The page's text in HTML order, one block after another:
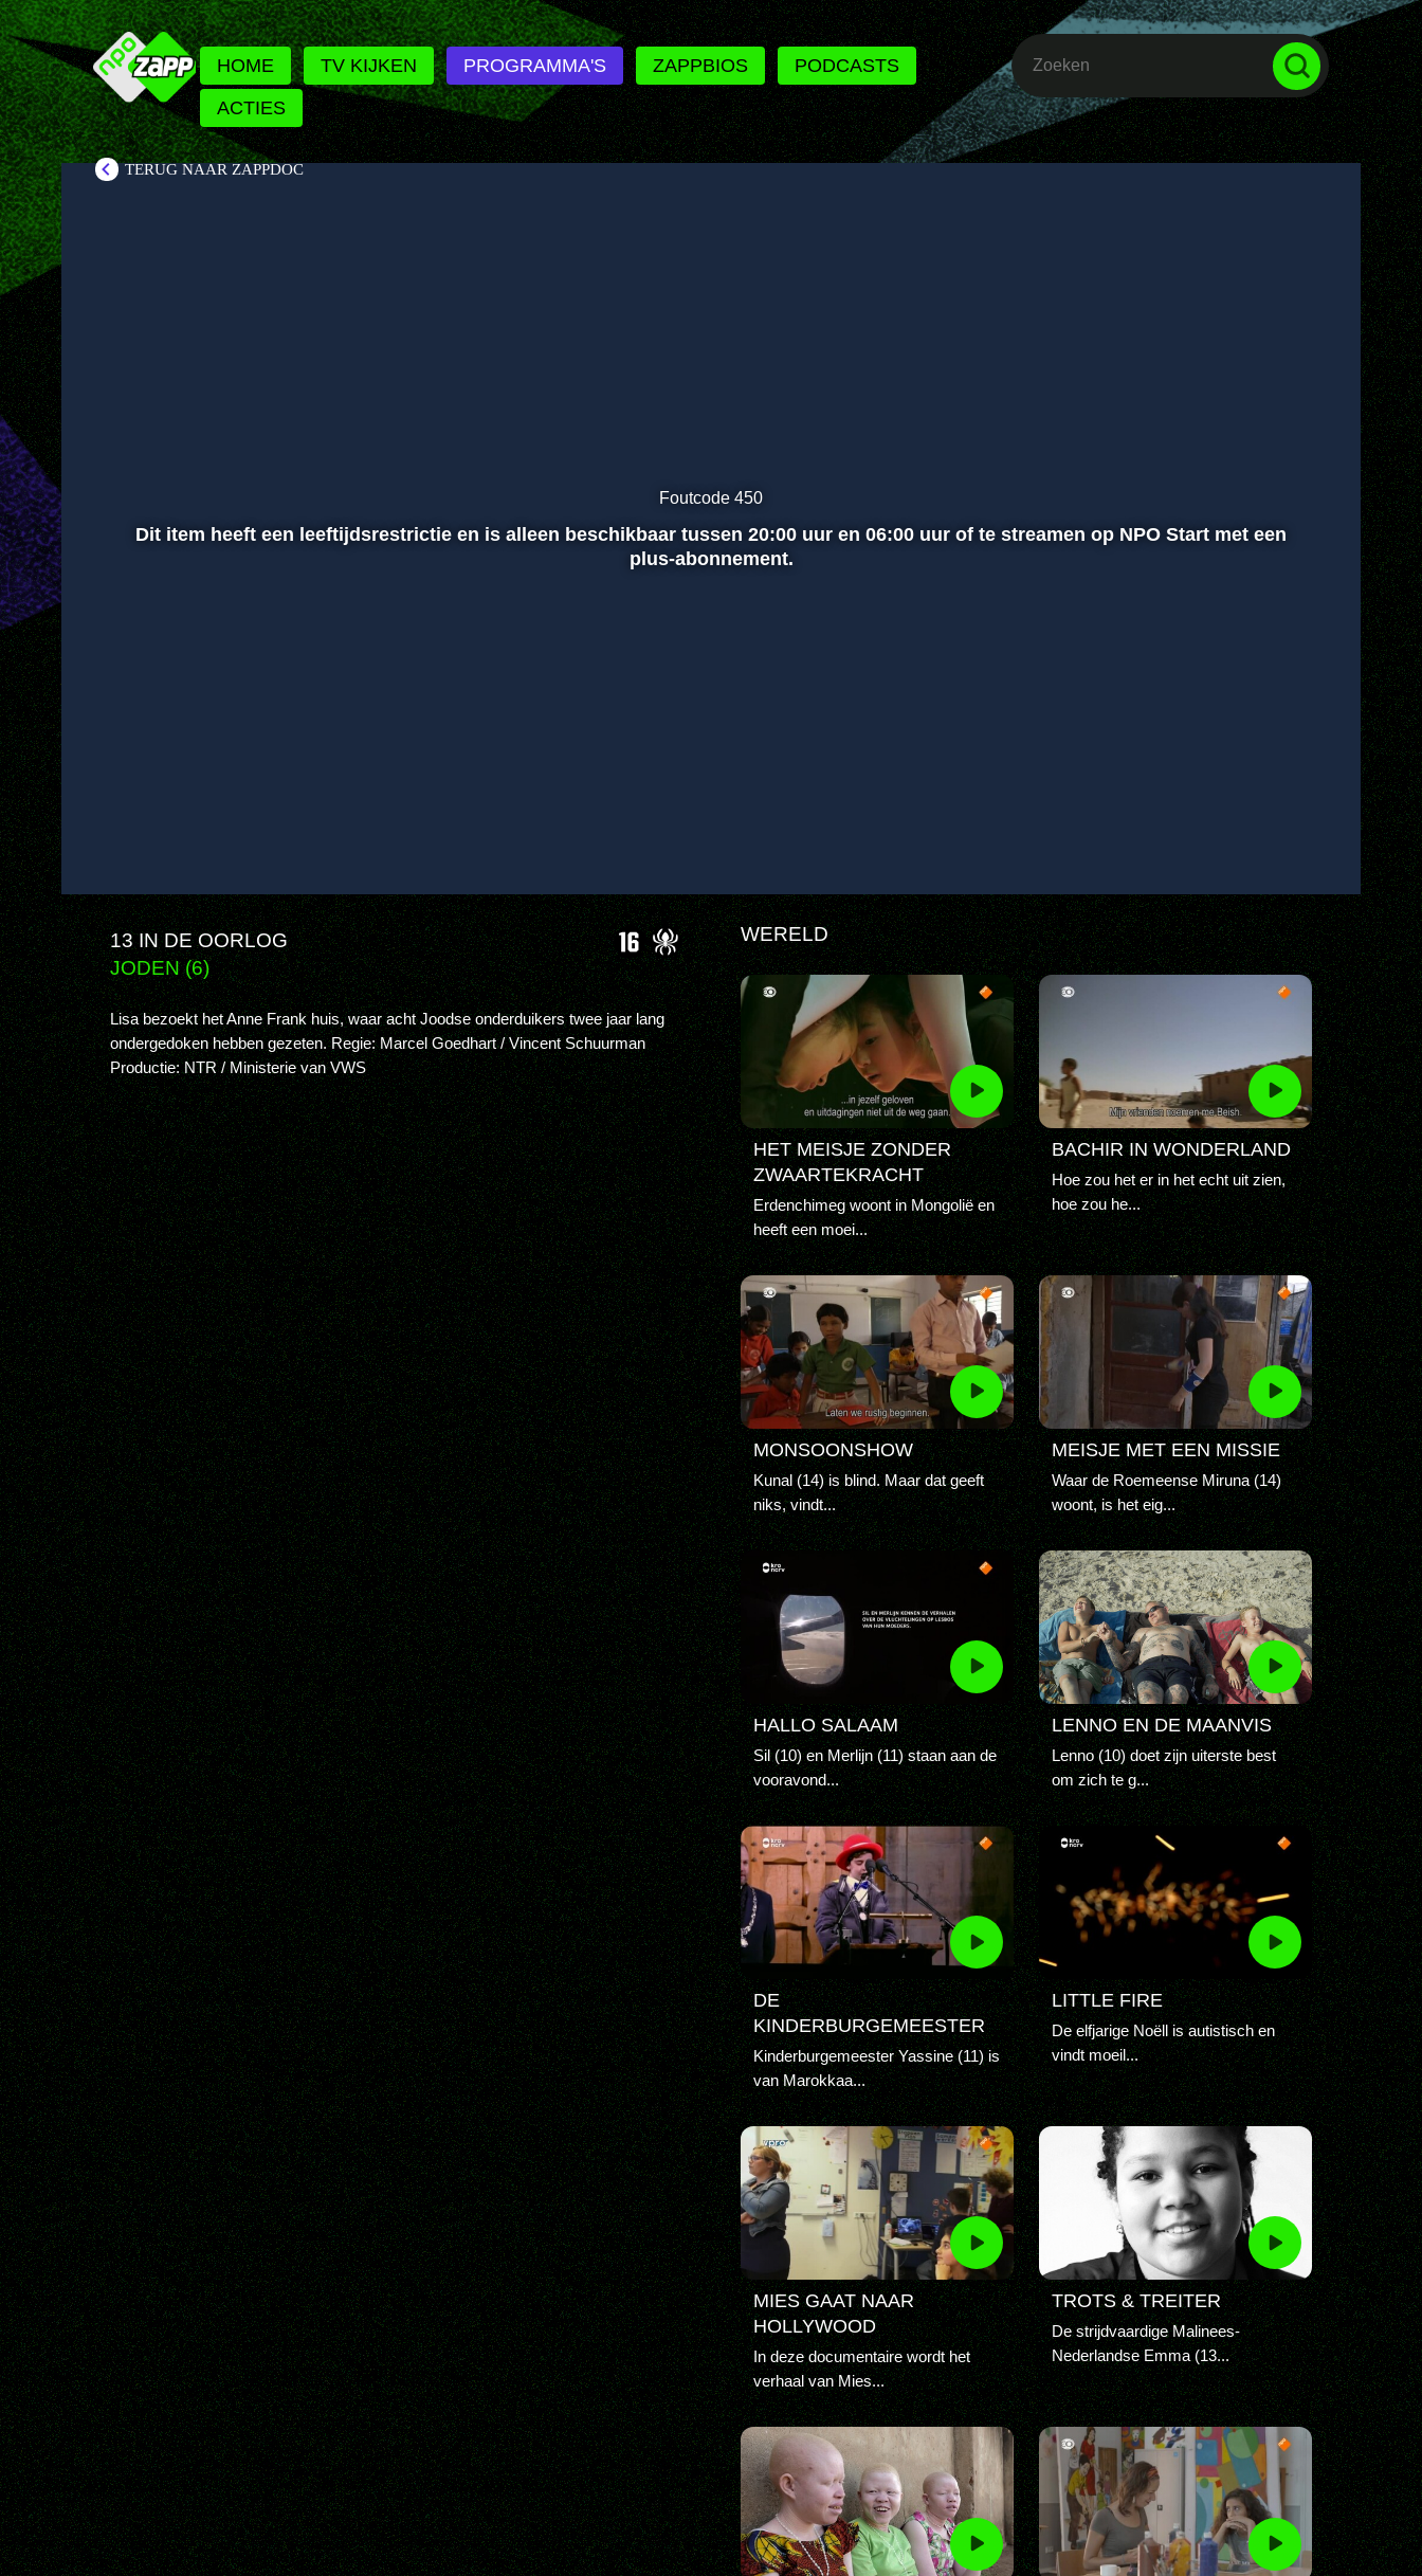
HOME TV KIJKEN PROGRAMMA'S ZAPPBIOS
PODCASTS
ACTIES
TERUG NAAR ZAPPDOC
Volledig scherm
Foutcode 450
Dit item heeft een leeftijdsrestrictie en is alleen beschikbaar tussen 20:00 uur en 06:00 uur of te streamen op NPO Start met een
plus-abonnement.
13 IN DE OORLOG
JODEN (6)
Lisa bezoekt het Anne Frank huis, waar acht Joodse onderduikers twee jaar lang
ondergedoken hebben gezeten. Regie: Marcel Goedhart / Vincent Schuurman
Productie: NTR / Ministerie van VWS
WERELD
HET MEISJE ZONDER
ZWAARTEKRACHT
Erdenchimeg woont in Mongolië en
heeft een moei...
BACHIR IN WONDERLAND
Hoe zou het er in het echt uit zien,
hoe zou he...
MONSOONSHOW
Kunal (14) is blind. Maar dat geeft
niks, vindt...
MEISJE MET EEN MISSIE
Waar de Roemeense Miruna (14)
woont, is het eig...
HALLO SALAAM
Sil (10) en Merlijn (11) staan aan de
vooravond...
LENNO EN DE MAANVIS
Lenno (10) doet zijn uiterste best
om zich te g...
DE
KINDERBURGEMEESTER
Kinderburgemeester Yassine (11) is
van Marokkaa...
LITTLE FIRE
De elfjarige Noëll is autistisch en
vindt moeil...
MIES GAAT NAAR
HOLLYWOOD
In deze documentaire wordt het
verhaal van Mies...
TROTS & TREITER
De strijdvaardige Malinees-
Nederlandse Emma (13...